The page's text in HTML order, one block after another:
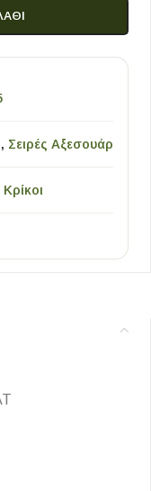
, Σειρές Αξεσουάρ
Κρίκοι